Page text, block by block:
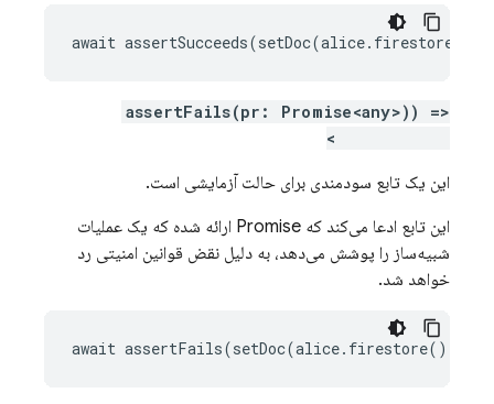
await
assertFails(pr: Promise<any>)) =>
این یک تابع سودمندی برای حالت آزمایشی است.
این تابع ادعا می‌کند که Promise ارائه شده که یک عملیات
شبیه‌ساز را پوشش می‌دهد، به دلیل نقض قوانین امنیتی رد
خواهد شد.
await assertFails(setDoc(alice.firestore(),